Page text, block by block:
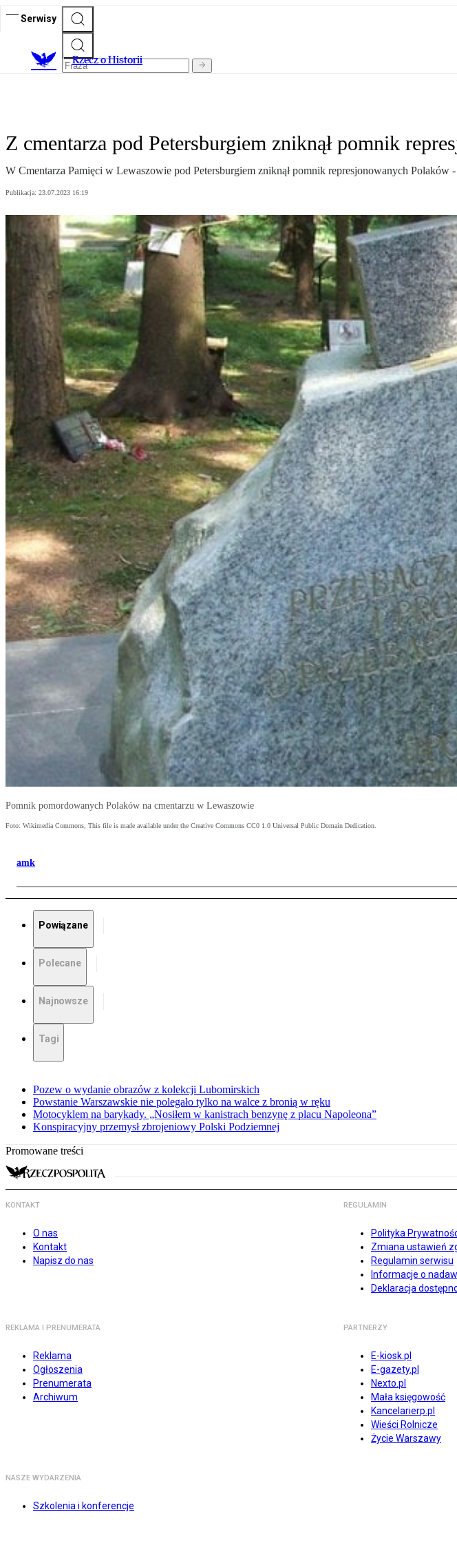
Serwisy
Rzecz o Historii
Z cmentarza pod Petersburgiem zniknął pomnik
W Cmentarza Pamięci w Lewaszowie pod Petersburgiem zniknął pomnik represjonowanych
Publikacja: 23.07.2023 16:19
Pomnik pomordowanych Polaków na cmentarzu w Lewaszowie
Foto: Wikimedia Commons, This file is made available under the Creative Commons CC0 1.0 Universal Public Domain Dedication.
amk
Powiązane
Polecane
Najnowsze
Tagi
Pozew o wydanie obrazów z kolekcji Lubomirskich
Powstanie Warszawskie nie polegało tylko na walce z bronią w ręku
Motocyklem na barykady. „Nosiłem w kanistrach benzynę z placu Napoleona”
Konspiracyjny przemysł zbrojeniowy Polski Podziemnej
Promowane treści
KONTAKT
O nas
Kontakt
Napisz do nas
REGULAMIN
Polityka
Zmiana ustawień
Regulamin serwisu
Informacje o
Deklaracja
REKLAMA I PRENUMERATA
Reklama
Ogłoszenia
Prenumerata
Archiwum
PARTNERZY
E-kiosk.pl
E-gazety.pl
Nexto.pl
Mała księgowość
Kancelarierp.pl
Wieści Rolnicze
Życie Warszawy
NASZE WYDARZENIA
Szkolenia i konferencje